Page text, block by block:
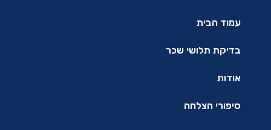
עמוד הבית
בדיקת תלושי שכר
אודות
סיפורי הצלחה